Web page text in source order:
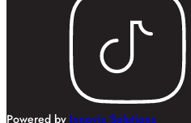
Powered by Innovix Solutions